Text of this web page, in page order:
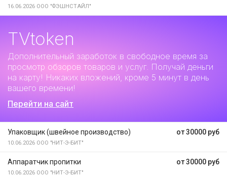
16.06.2026 ООО "ФЭШНСТАЙЛ"
TVtoken
Дополнительный заработок в свободное время за
просмотр обзоров товаров и услуг. Получай деньги
на карту! Никаких вложений, кроме 5 минут в день
вашего времени!
Перейти на сайт
от 30000 руб
Упаковщик (швейное производство)
10.06.2026 ООО "НИТ-Э-БИТ"
от 30000 руб
Аппаратчик пропитки
10.06.2026 ООО "НИТ-Э-БИТ"